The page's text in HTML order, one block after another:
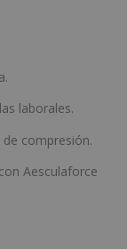
laborales.
compresión.
Aesculaforce